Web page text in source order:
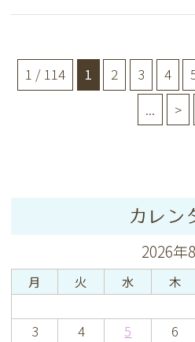
1 / 114 1 2 3 4
...
>
カレン
2026年
月 火 水 木
3
4 5 6